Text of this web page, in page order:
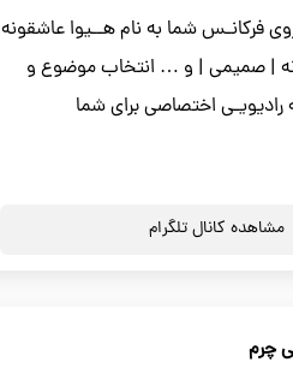
فرکانـس شما به نام هــیوا عاشقونه
| صمیمی | و … انتخاب موضوع و
رادیویـی اختصاصی برای شما
مشاهده کانال تلگرام
چرم